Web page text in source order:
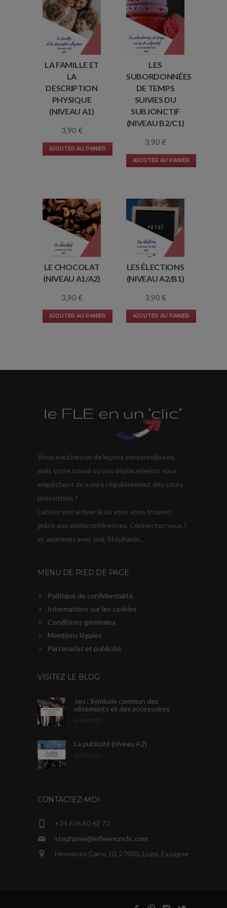
LA FAMILLE ET
LA
DESCRIPTION
PHYSIQUE
(NIVEAU A1)
3,90 €
AJOUTER AU PANIER
LES
SUBORDONNÉES
DE TEMPS
SUIVIES DU
SUBJONCTIF
(NIVEAU B2/C1)
3,90 €
AJOUTER AU PANIER
LE CHOCOLAT
(NIVEAU A1/A2)
3,90 €
AJOUTER AU PANIER
LES ÉLECTIONS
(NIVEAU A2/B1)
3,90 €
AJOUTER AU PANIER
Vous avez besoin de leçons personnalisées,
mais votre travail ou vos déplacements vous
empêchent de suivre régulièrement des cours
présentiels ?
Laissez-moi arriver là où vous vous trouvez
grâce aux vidéoconférences. Connectez-vous !
et apprenez avec moi, Stéphanie...
MENU DE PIED DE PAGE
Politique de confidentialité
Informations sur les cookies
Conditions générales
Mentions légales
Partenariat et publicité
VISITEZ LE BLOG
Jeu : Symbole commun des
vêtements et des accessoires
01/10/2025
La publicité (niveau A2)
21/07/2025
CONTACTEZ-MOI
+34 676 80 62 72
stephanie@lefleenunclic.com
Hermanos Carro 10, 27003, Lugo, Espagne